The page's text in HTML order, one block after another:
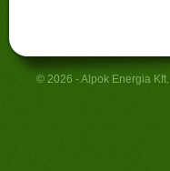
© 2026 - Alpok Energia Kft.